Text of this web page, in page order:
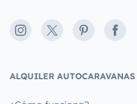
Instagram
X Pinterest
ALQUILER AUTOCARAVANAS